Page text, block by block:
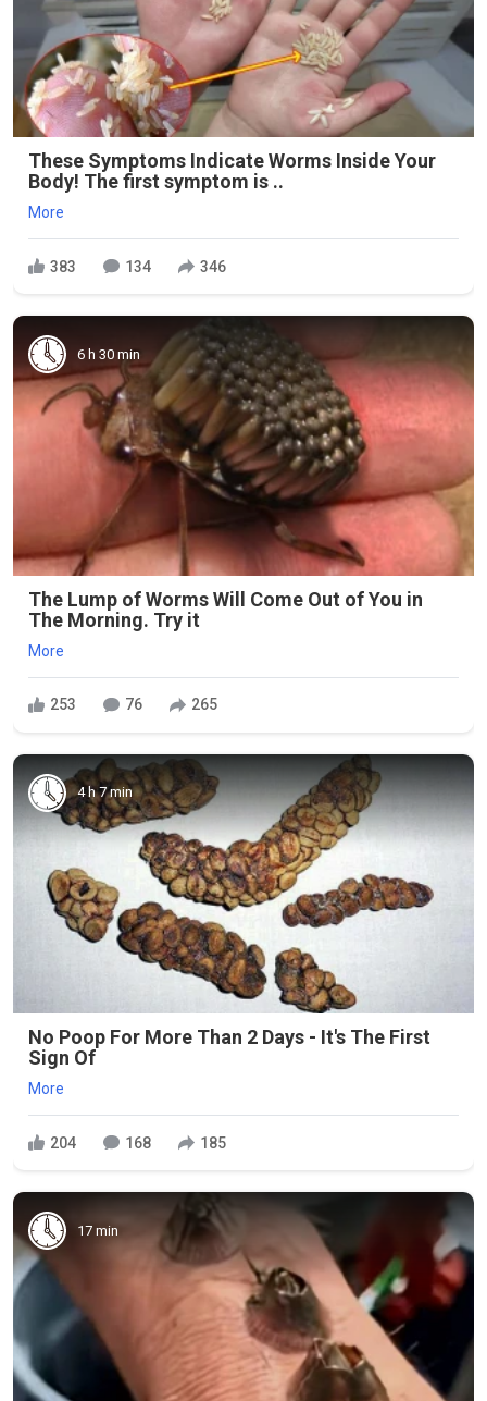
These Symptoms Indicate Worms Inside Your
Body! The first symptom is ..
More
383 134 346
6 h 30 min
The Lump of Worms Will Come Out of You in
The Morning. Try it
More
253 76 265
4 h 7 min
No Poop For More Than 2 Days - It's The First
Sign Of
More
204 168 185
17 min